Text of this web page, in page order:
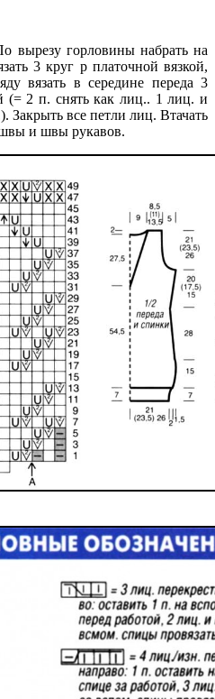
вырезу горловины набрать на
3 круг р платочной вязкой,
вязать в середине переда 3
(= 2 п. снять как лиц.. 1 лиц. и
Закрыть все петли лиц. Втачать
и швы рукавов.